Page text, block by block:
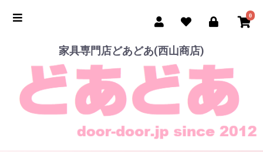
0
家具専門店どあどあ(西山商店)